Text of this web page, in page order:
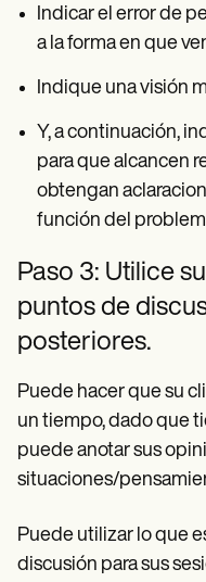
Indicar el error de
a la forma en que
Indique una visión
Y, a continuación,
para que alcancen
obtengan
función del
Paso 3: Utilice
puntos de
posteriores.
Puede hacer que su
un tiempo, dado que
puede anotar sus
situaciones/
Puede utilizar lo que
discusión para sus